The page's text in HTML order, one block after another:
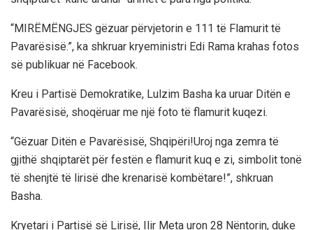
“MIRËMËNGJES gëzuar përvjetorin e 111 të Flamurit të
Pavarësisë.”, ka shkruar kryeministri Edi Rama krahas fotos
së publikuar në Facebook.
Kreu i Partisë Demokratike, Lulzim Basha ka uruar Ditën e
Pavarësisë, shoqëruar me një foto të flamurit kuqezi.
“Gëzuar Ditën e Pavarësisë, Shqipëri!Uroj nga zemra të
gjithë shqiptarët për festën e flamurit kuq e zi, simbolit tonë
të shenjtë të lirisë dhe krenarisë kombëtare!”, shkruan
Basha.
Kryetari i Partisë së Lirisë, Ilir Meta uron 28 Nëntorin, duke